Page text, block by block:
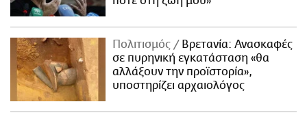
Πολιτισμός
Βρετανία: Ανασκαφές
σε πυρηνική εγκατάσταση «θα
αλλάξουν την προϊστορία»,
υποστηρίζει αρχαιολόγος